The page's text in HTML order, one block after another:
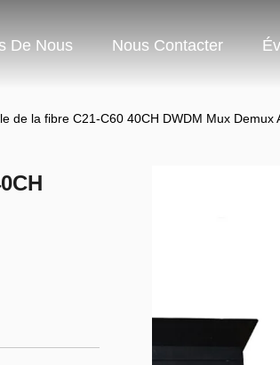
De Nous Nous Contacter
de la fibre C21-C60 40CH DWDM Mux Demux